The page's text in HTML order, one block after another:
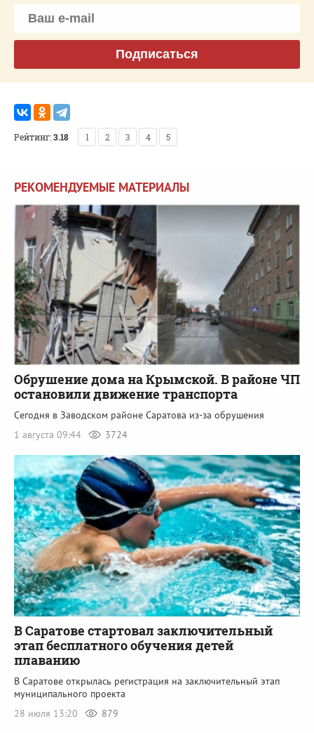
Подписаться
Рейтинг:3.18 1 2 3 4 5
РЕКОМЕНДУЕМЫЕ МАТЕРИАЛЫ
Обрушение дома на Крымской. В районе ЧП
остановили движение транспорта
Сегодня в Заводском районе Саратова из-за обрушения
1 августа 09:44
3724
В Саратове стартовал заключительный
этап бесплатного обучения детей
плаванию
В Саратове открылась регистрация на заключительный этап
муниципального проекта
28 июля 13:20
879